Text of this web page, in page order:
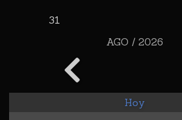
31
AGO / 2026
Hoy